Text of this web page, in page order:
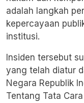
adalah langkah
kepercayaan
institusi.
Insiden tersebut
yang telah diatur
Negara Republik
Tentang Tata